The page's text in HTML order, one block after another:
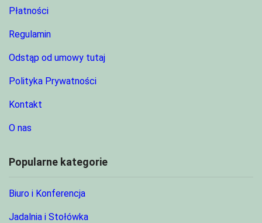
Płatności
Regulamin
Odstąp od umowy tutaj
Polityka Prywatności
Kontakt
O nas
Popularne kategorie
Biuro i Konferencja
Jadalnia i Stołówka